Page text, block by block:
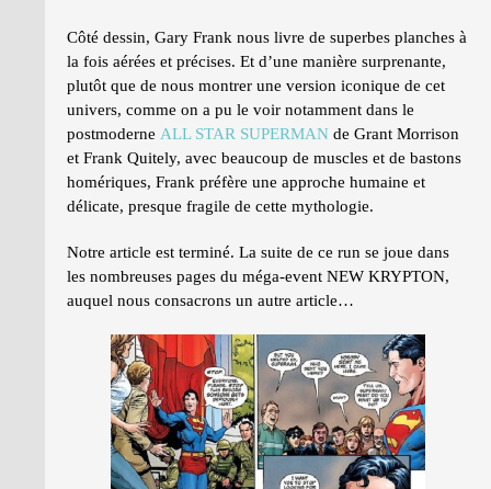
Côté dessin, Gary Frank nous livre de superbes planches à
la fois aérées et précises. Et d’une manière surprenante,
plutôt que de nous montrer une version iconique de cet
univers, comme on a pu le voir notamment dans le
postmoderne ALL STAR SUPERMAN de Grant Morrison
et Frank Quitely, avec beaucoup de muscles et de bastons
homériques, Frank préfère une approche humaine et
délicate, presque fragile de cette mythologie.
Notre article est terminé. La suite de ce run se joue dans
les nombreuses pages du méga-event NEW KRYPTON,
auquel nous consacrons un autre article…